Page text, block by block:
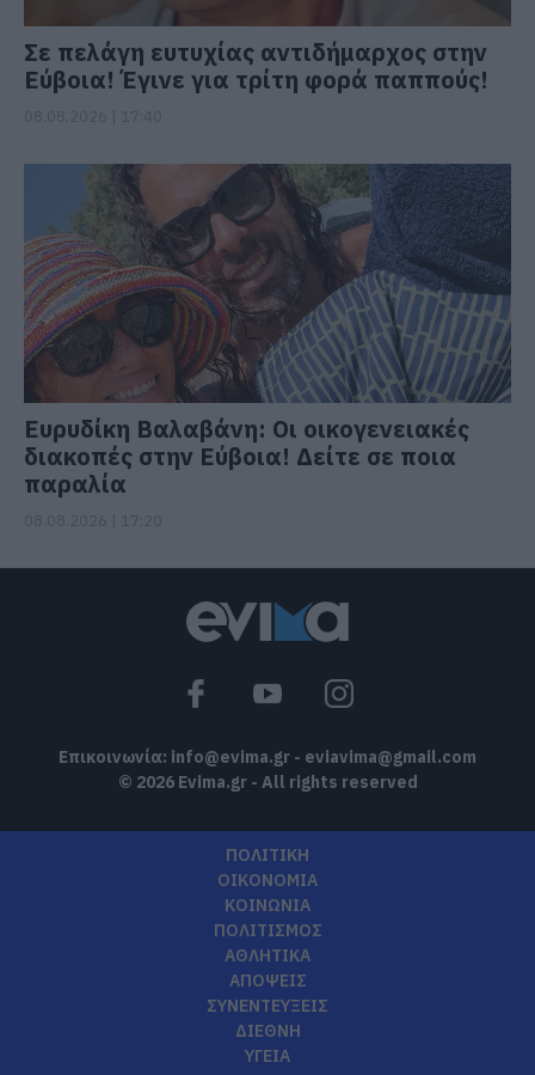
Σε πελάγη ευτυχίας αντιδήμαρχος στην
Εύβοια! Έγινε για τρίτη φορά παππούς!
Ευρυδίκη Βαλαβάνη: Οι οικογενειακές
διακοπές στην Εύβοια! Δείτε σε ποια
παραλία
Επικοινωνία: info@evima.gr - eviavima@gmail.com
© 2026 Evima.gr - All rights reserved
ΠΟΛΙΤΙΚΗ
ΟΙΚΟΝΟΜΙΑ
ΚΟΙΝΩΝΙΑ
ΠΟΛΙΤΙΣΜΟΣ
ΑΘΛΗΤΙΚΑ
ΑΠΟΨΕΙΣ
ΣΥΝΕΝΤΕΥΞΕΙΣ
ΔΙΕΘΝΗ
ΥΓΕΙΑ